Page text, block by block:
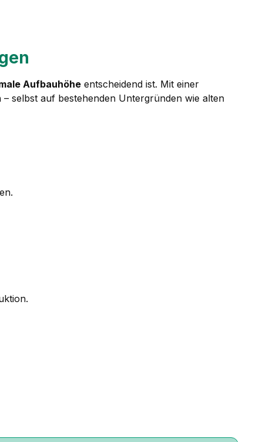
Aufbauhöhe entscheidend ist. Mit einer
– selbst auf bestehenden Untergründen wie alten